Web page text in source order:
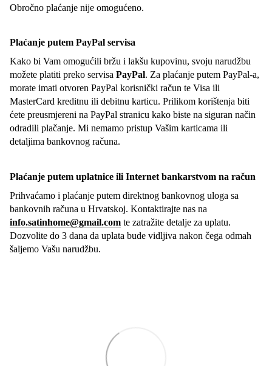
Obročno plaćanje nije omogućeno.
Plaćanje putem PayPal servisa
Kako bi Vam omogućili bržu i lakšu kupovinu, svoju narudžbu
možete platiti preko servisa PayPal. Za plaćanje putem PayPal-a,
morate imati otvoren PayPal korisnički račun te Visa ili
MasterCard kreditnu ili debitnu karticu. Prilikom korištenja biti
ćete preusmjereni na PayPal stranicu kako biste na siguran način
odradili plačanje. Mi nemamo pristup Vašim karticama ili
detaljima bankovnog računa.
Plaćanje putem uplatnice ili Internet bankarstvom na račun
Prihvaćamo i plaćanje putem direktnog bankovnog uloga sa
bankovnih računa u Hrvatskoj. Kontaktirajte nas na
info.satinhome@gmail.com te zatražite detalje za uplatu.
Dozvolite do 3 dana da uplata bude vidljiva nakon čega odmah
šaljemo Vašu narudžbu.